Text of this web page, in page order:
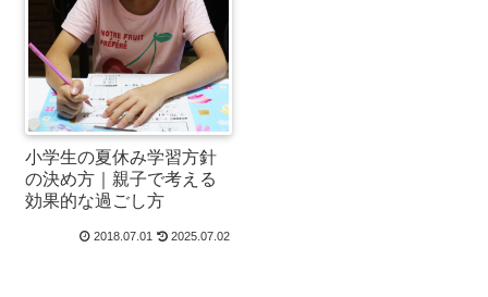
小学生の夏休み学習方針
の決め方｜親子で考える
効果的な過ごし方
2018.07.01 2025.07.02